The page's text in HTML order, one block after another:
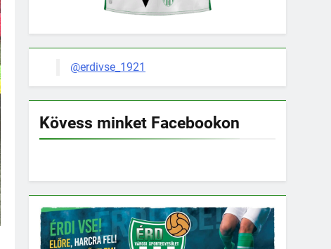
@erdivse_1921
Kövess minket Facebookon